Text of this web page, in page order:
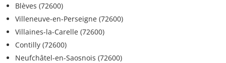
Blèves (72600)
Villeneuve-en-Perseigne (72600)
Villaines-la-Carelle (72600)
Contilly (72600)
Neufchâtel-en-Saosnois (72600)